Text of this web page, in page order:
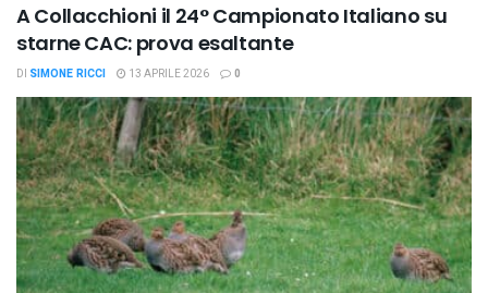
A Collacchioni il 24° Campionato Italiano su
starne CAC: prova esaltante
DI SIMONE RICCI 13 APRILE 2026 0